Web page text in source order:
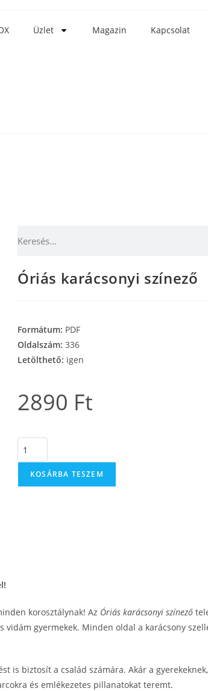
Üzlet Magazin Kapcsolat
Óriás karácsonyi színező
Formátum: PDF
Oldalszám: 336
Letölthető: igen
2890 Ft
KOSÁRBA TESZEM
korosztálynak! Az Óriás karácsonyi színező
gyermekek. Minden oldal a karácsony
is biztosít a család számára. Akár a
és emlékezetes pillanatokat teremt.